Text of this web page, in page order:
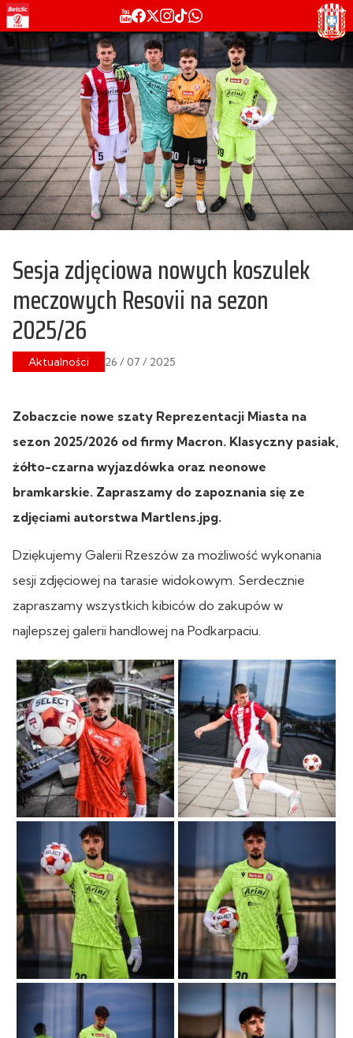
Sesja zdjęciowa nowych koszulek
meczowych Resovii na sezon
2025/26
Aktualności 26 / 07 / 2025
Zobaczcie nowe szaty Reprezentacji Miasta na
sezon 2025/2026 od firmy Macron. Klasyczny pasiak,
żółto-czarna wyjazdówka oraz neonowe
bramkarskie. Zapraszamy do zapoznania się ze
zdjęciami autorstwa Martlens.jpg.
Dziękujemy Galerii Rzeszów za możliwość wykonania
sesji zdjęciowej na tarasie widokowym. Serdecznie
zapraszamy wszystkich kibiców do zakupów w
najlepszej galerii handlowej na Podkarpaciu.